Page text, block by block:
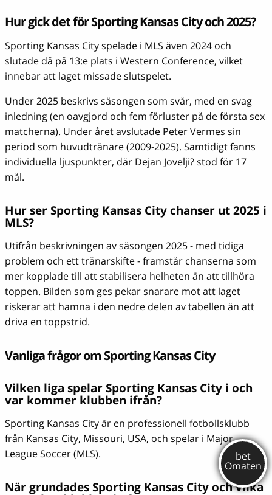
Hur gick det för Sporting Kansas City och 2025?
Sporting Kansas City spelade i MLS även 2024 och
slutade då på 13:e plats i Western Conference, vilket
innebar att laget missade slutspelet.
Under 2025 beskrivs säsongen som svår, med en svag
inledning (en oavgjord och fem förluster på de första sex
matcherna). Under året avslutade Peter Vermes sin
period som huvudtränare (2009-2025). Samtidigt fanns
individuella ljuspunkter, där Dejan Jovelji? stod för 17
mål.
Hur ser Sporting Kansas City chanser ut 2025 i
MLS?
Utifrån beskrivningen av säsongen 2025 - med tidiga
problem och ett tränarskifte - framstår chanserna som
mer kopplade till att stabilisera helheten än att tillhöra
toppen. Bilden som ges pekar snarare mot att laget
riskerar att hamna i den nedre delen av tabellen än att
driva en toppstrid.
Vanliga frågor om Sporting Kansas City
Vilken liga spelar Sporting Kansas City i och
var kommer klubben ifrån?
Sporting Kansas City är en professionell fotbollsklubb
från Kansas City, Missouri, USA, och spelar i Major
League Soccer (MLS).
När grundades Sporting Kansas City och vilka